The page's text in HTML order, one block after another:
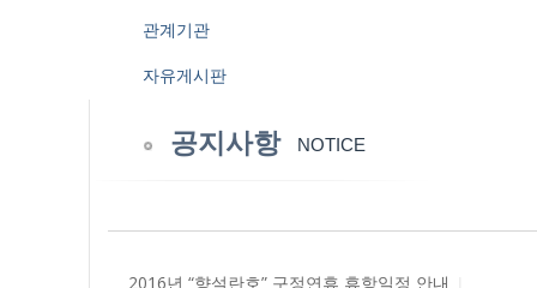
관계기관
자유게시판
공지사항 NOTICE
2016년 “향설란호” 구정연휴 휴항일정 안내